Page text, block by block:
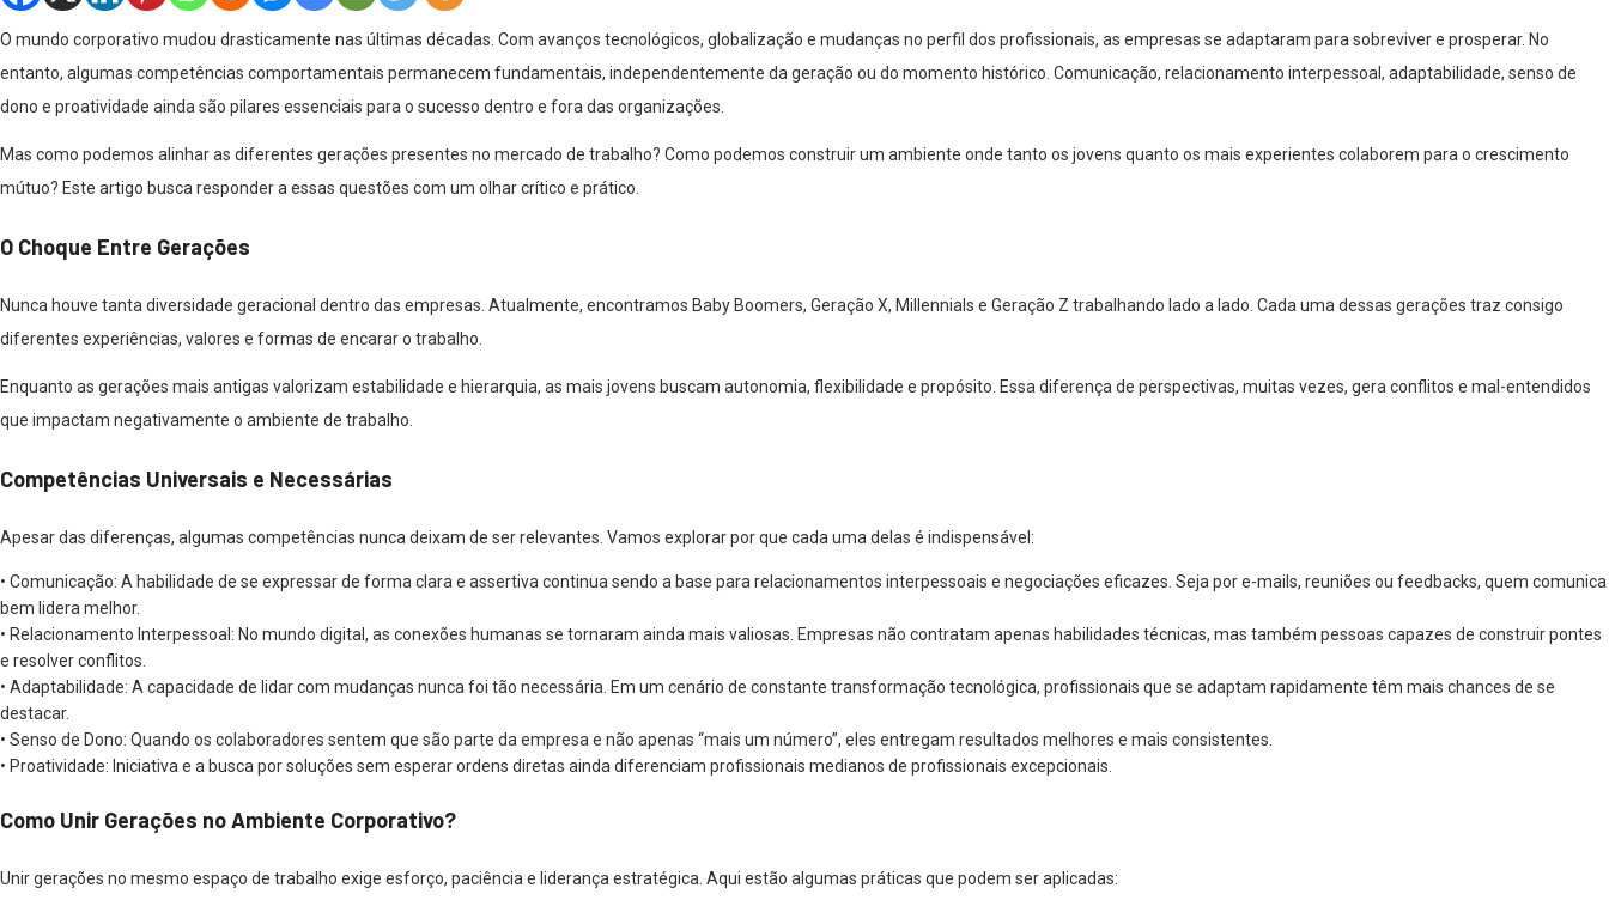
O mundo corporativo mudou drasticamente nas últimas décadas. Com avanços tecnológicos, globalização e mudanças no perfil dos profissionais, as empresas se adaptaram para sobreviver e prosperar. No
entanto, algumas competências comportamentais permanecem fundamentais, independentemente da geração ou do momento histórico. Comunicação, relacionamento interpessoal, adaptabilidade, senso de
dono e proatividade ainda são pilares essenciais para o sucesso dentro e fora das organizações.
Mas como podemos alinhar as diferentes gerações presentes no mercado de trabalho? Como podemos construir um ambiente onde tanto os jovens quanto os mais experientes colaborem para o crescimento
mútuo? Este artigo busca responder a essas questões com um olhar crítico e prático.
O Choque Entre Gerações
Nunca houve tanta diversidade geracional dentro das empresas. Atualmente, encontramos Baby Boomers, Geração X, Millennials e Geração Z trabalhando lado a lado. Cada uma dessas gerações traz consigo
diferentes experiências, valores e formas de encarar o trabalho.
Enquanto as gerações mais antigas valorizam estabilidade e hierarquia, as mais jovens buscam autonomia, flexibilidade e propósito. Essa diferença de perspectivas, muitas vezes, gera conflitos e mal-entendidos
que impactam negativamente o ambiente de trabalho.
Competências Universais e Necessárias
Apesar das diferenças, algumas competências nunca deixam de ser relevantes. Vamos explorar por que cada uma delas é indispensável:
• Comunicação: A habilidade de se expressar de forma clara e assertiva continua sendo a base para relacionamentos interpessoais e negociações eficazes. Seja por e-mails, reuniões ou feedbacks, quem comunica
bem lidera melhor.
• Relacionamento Interpessoal: No mundo digital, as conexões humanas se tornaram ainda mais valiosas. Empresas não contratam apenas habilidades técnicas, mas também pessoas capazes de construir pontes
e resolver conflitos.
• Adaptabilidade: A capacidade de lidar com mudanças nunca foi tão necessária. Em um cenário de constante transformação tecnológica, profissionais que se adaptam rapidamente têm mais chances de se
destacar.
• Senso de Dono: Quando os colaboradores sentem que são parte da empresa e não apenas “mais um número”, eles entregam resultados melhores e mais consistentes.
• Proatividade: Iniciativa e a busca por soluções sem esperar ordens diretas ainda diferenciam profissionais medianos de profissionais excepcionais.
Como Unir Gerações no Ambiente Corporativo?
Unir gerações no mesmo espaço de trabalho exige esforço, paciência e liderança estratégica. Aqui estão algumas práticas que podem ser aplicadas: